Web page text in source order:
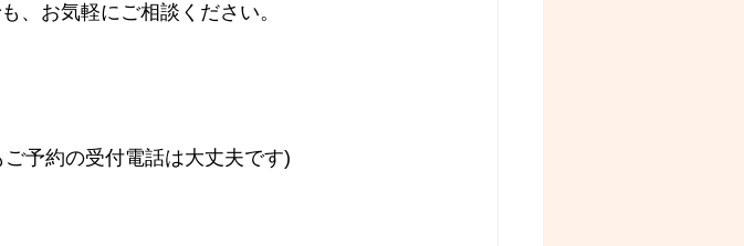
、お気軽にご相談ください。
予約の受付電話は大丈夫です)